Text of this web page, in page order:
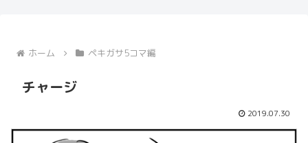
ホーム ペキガサ5コマ編
チャージ
2019.07.30